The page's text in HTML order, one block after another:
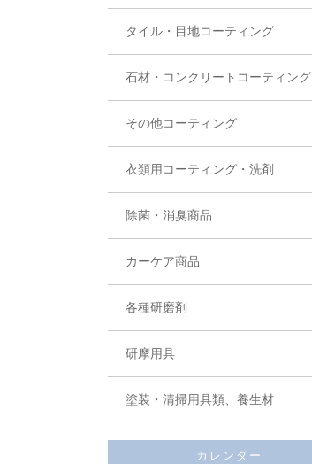
タイル・目地コーティング
石材・コンクリートコーティング
その他コーティング
衣類用コーティング・洗剤
除菌・消臭商品
カーケア商品
各種研磨剤
研摩用具
塗装・清掃用具類、養生材
カレンダー